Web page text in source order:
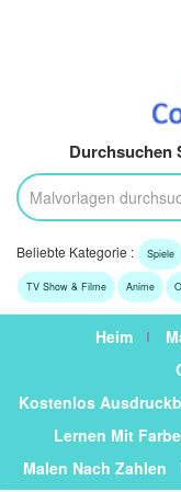
Durchsuchen
Beliebte Kategorie : Spiele
TV Show & Filme Anime
Heim
Kostenlos
Lernen Mit
Malen Nach Zahlen